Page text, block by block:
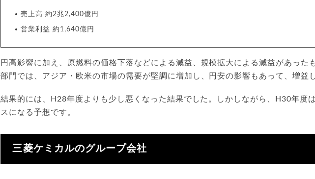
売上高 約2兆2,400億円
営業利益 約1,640億円
円高影響に加え、原燃料の価格下落などによる減益、規模拡大による減益があった
部門では、アジア・欧米の市場の需要が堅調に増加し、円安の影響もあって、増益
結果的には、H28年度よりも少し悪くなった結果でした。しかしながら、H30年度
スになる予想です。
三菱ケミカルのグループ会社